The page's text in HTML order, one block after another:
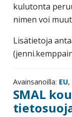
kulutonta
nimen voi
Lisätietoja
Avainsanoilla: EU,
SMAL